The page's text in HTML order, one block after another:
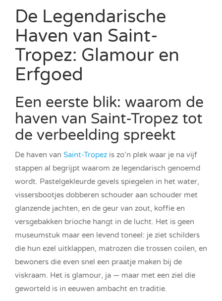
De Legendarische
Haven van Saint-
Tropez: Glamour en
Erfgoed
Een eerste blik: waarom de
haven van Saint-Tropez tot
de verbeelding spreekt
De haven van Saint-Tropez is zo’n plek waar je na vijf
stappen al begrijpt waarom ze legendarisch genoemd
wordt. Pastelgekleurde gevels spiegelen in het water,
vissersbootjes dobberen schouder aan schouder met
glanzende jachten, en de geur van zout, koffie en
versgebakken brioche hangt in de lucht. Het is geen
museumstuk maar een levend toneel: je ziet schilders
die hun ezel uitklappen, matrozen die trossen coilen, en
bewoners die even snel een praatje maken bij de
viskraam. Het is glamour, ja — maar met een ziel die
geworteld is in eeuwen ambacht en traditie.